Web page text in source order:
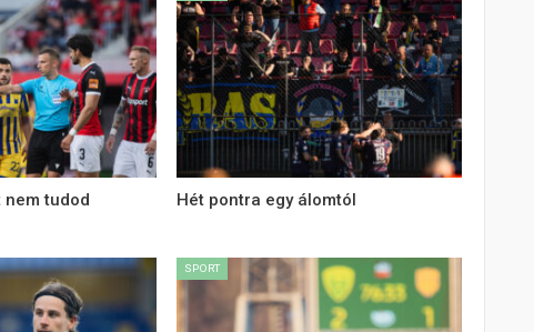
tudod Hét pontra egy álomtól
SPORT